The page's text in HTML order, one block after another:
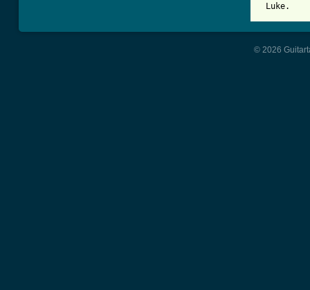
Luke.
© 2026